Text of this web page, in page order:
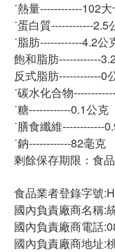
˙熱量------------102
˙蛋白質------------2.5
˙脂肪------------4.2公
飽和脂肪------------
反式脂肪------------0
˙碳水化合物
˙糖------------0.1公克
˙膳食纖維------------
˙鈉------------82毫克
剩餘保存期限：食
食品業者登錄字號
國內負責廠商名稱:
國內負責廠商電話
國內負責廠商地址: